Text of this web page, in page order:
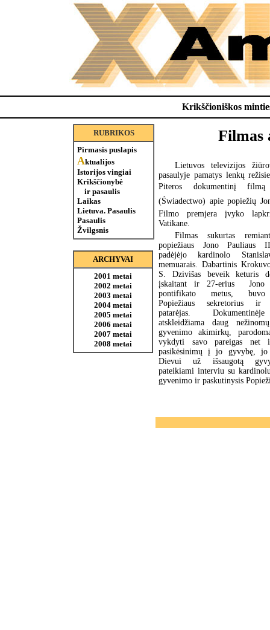
Krikščioniškos
RUBRIKOS
Pirmasis puslapis
Aktualijos
Istorijos vingiai
Krikščionybė
ir pasaulis
Laikas
Lietuva. Pasaulis
Pasaulis
Žvilgsnis
ARCHYVAI
2001 metai
2002 metai
2003 metai
2004 metai
2005 metai
2006 metai
2007 metai
2008 metai
Filmas
Lietuvos televizijos
pasaulyje pamatys lenkų
Piteros dokumentinį filmą
(Świadectwo) apie popiežių
Filmo premjera įvyko
Vatikane.
Filmas sukurtas
popiežiaus Jono Pauliaus
padėjėjo kardinolo
memuarais. Dabartinis
S. Dzivišas beveik keturis
įskaitant ir 27-erius Jono
pontifikato metus, buvo
Popiežiaus sekretorius ir
patarėjas.
atskleidžiama daug
gyvenimo akimirkų,
vykdyti savo pareigas
pasikėsinimų į jo gyvybę, jo
Dievui už išsaugotą
pateikiami interviu su
gyvenimo ir paskutinysis